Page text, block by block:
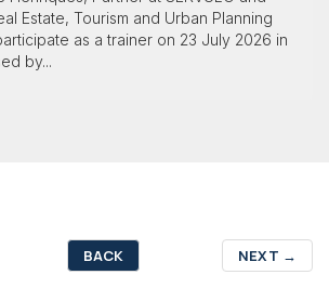
Estate, Tourism and Urban Planning
as a trainer on 23 July 2026 in
by...
BACK NEXT →